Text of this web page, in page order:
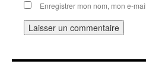
Enregistrer mon nom, mon e-